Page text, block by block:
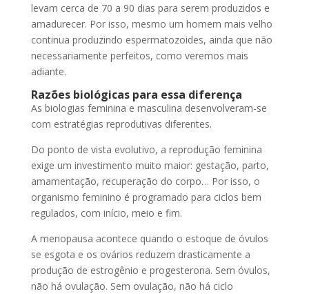
levam cerca de 70 a 90 dias para serem produzidos e
amadurecer. Por isso, mesmo um homem mais velho
continua produzindo espermatozoides, ainda que não
necessariamente perfeitos, como veremos mais
adiante.
Razões biológicas para essa diferença
As biologias feminina e masculina desenvolveram-se
com estratégias reprodutivas diferentes.
Do ponto de vista evolutivo, a reprodução feminina
exige um investimento muito maior: gestação, parto,
amamentação, recuperação do corpo… Por isso, o
organismo feminino é programado para ciclos bem
regulados, com início, meio e fim.
A menopausa acontece quando o estoque de óvulos
se esgota e os ovários reduzem drasticamente a
produção de estrogênio e progesterona. Sem óvulos,
não há ovulação. Sem ovulação, não há ciclo